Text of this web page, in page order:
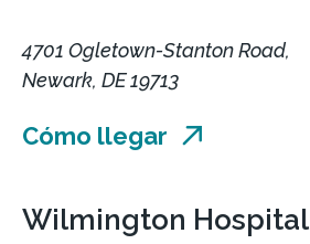
4701 Ogletown-Stanton Road,
Newark, DE 19713
Cómo llegar
Wilmington Hospital